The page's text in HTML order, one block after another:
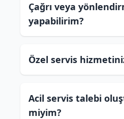
Çağrı veya
yapabilirim?
Özel servis
Acil servis talebi
miyim?